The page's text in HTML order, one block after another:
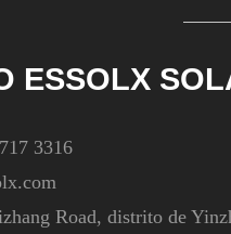
ESSOLX
3316
Road, distrito de